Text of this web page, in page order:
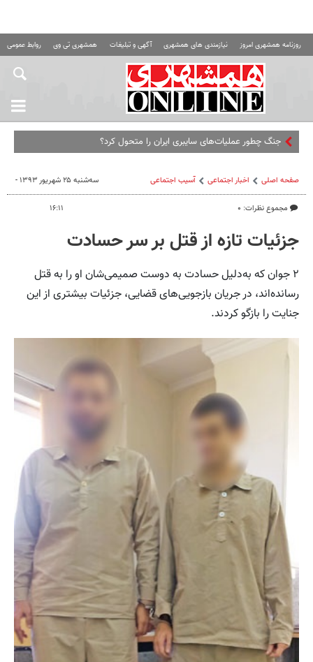
روزنامه همشهری امروز نیازمندی های همشهری آگهی و تبلیغات همشهری تی وی روابط عمومی
جنگ چطور عملیات‌های سایبری ایران را متحول کرد؟
صفحه اصلی اخبار اجتماعی آسیب اجتماعی
مجموع نظرات: ۰
سه‌شنبه ۲۵ شهریور ۱۳۹۳ -
۱۶:۱۱
جزئیات تازه از قتل بر سر حسادت
۲ جوان که به‌دلیل حسادت به دوست صمیمی‌شان او را به قتل
رسانده‌اند، در جریان بازجویی‌های قضایی، جزئیات بیشتری از این
جنایت را بازگو کردند.